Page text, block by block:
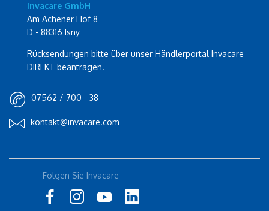
Invacare GmbH
Am Achener Hof 8
D - 88316 Isny
Rücksendungen bitte über unser Händlerportal Invacare
DIREKT beantragen.
07562 / 700 - 38
kontakt@invacare.com
Folgen Sie Invacare